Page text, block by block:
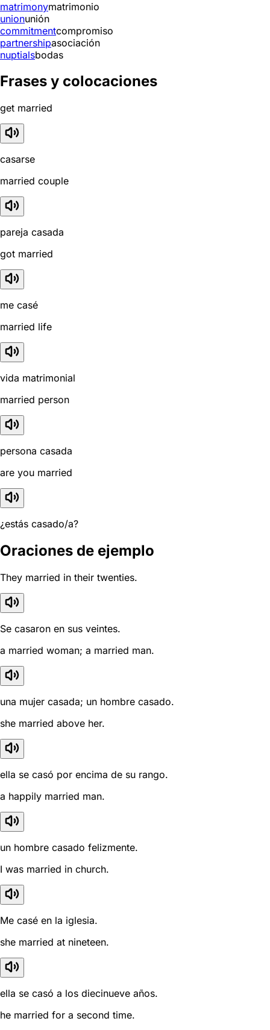
matrimonymatrimonio
unionunión
commitmentcompromiso
partnershipasociación
nuptialsbodas
Frases y colocaciones
get married
casarse
married couple
pareja casada
got married
me casé
married life
vida matrimonial
married person
persona casada
are you married
¿estás casado/a?
Oraciones de ejemplo
They married in their twenties.
Se casaron en sus veintes.
a married woman; a married man.
una mujer casada; un hombre casado.
she married above her.
ella se casó por encima de su rango.
a happily married man.
un hombre casado felizmente.
I was married in church.
Me casé en la iglesia.
she married at nineteen.
ella se casó a los diecinueve años.
he married for a second time.